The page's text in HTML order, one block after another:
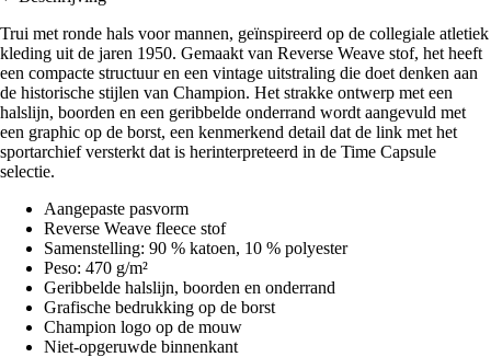
Trui met ronde hals voor mannen, geïnspireerd op de collegiale atletiek
kleding uit de jaren 1950. Gemaakt van Reverse Weave stof, het heeft
een compacte structuur en een vintage uitstraling die doet denken aan
de historische stijlen van Champion. Het strakke ontwerp met een
halslijn, boorden en een geribbelde onderrand wordt aangevuld met
een graphic op de borst, een kenmerkend detail dat de link met het
sportarchief versterkt dat is herinterpreteerd in de Time Capsule
selectie.
Aangepaste pasvorm
Reverse Weave fleece stof
Samenstelling: 90 % katoen, 10 % polyester
Peso: 470 g/m²
Geribbelde halslijn, boorden en onderrand
Grafische bedrukking op de borst
Champion logo op de mouw
Niet-opgeruwde binnenkant